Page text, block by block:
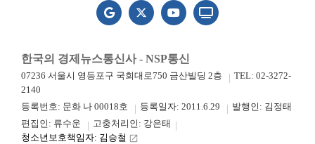
한국의 경제뉴스통신사 - NSP통신
07236 서울시 영등포구 국회대로750 금산빌딩 2층
TEL: 02-3272-
2140
등록번호: 문화 나 00018호
등록일자: 2011.6.29
발행인: 김정태
편집인: 류수운
고충처리인: 강은태
청소년보호책임자: 김승철 launch